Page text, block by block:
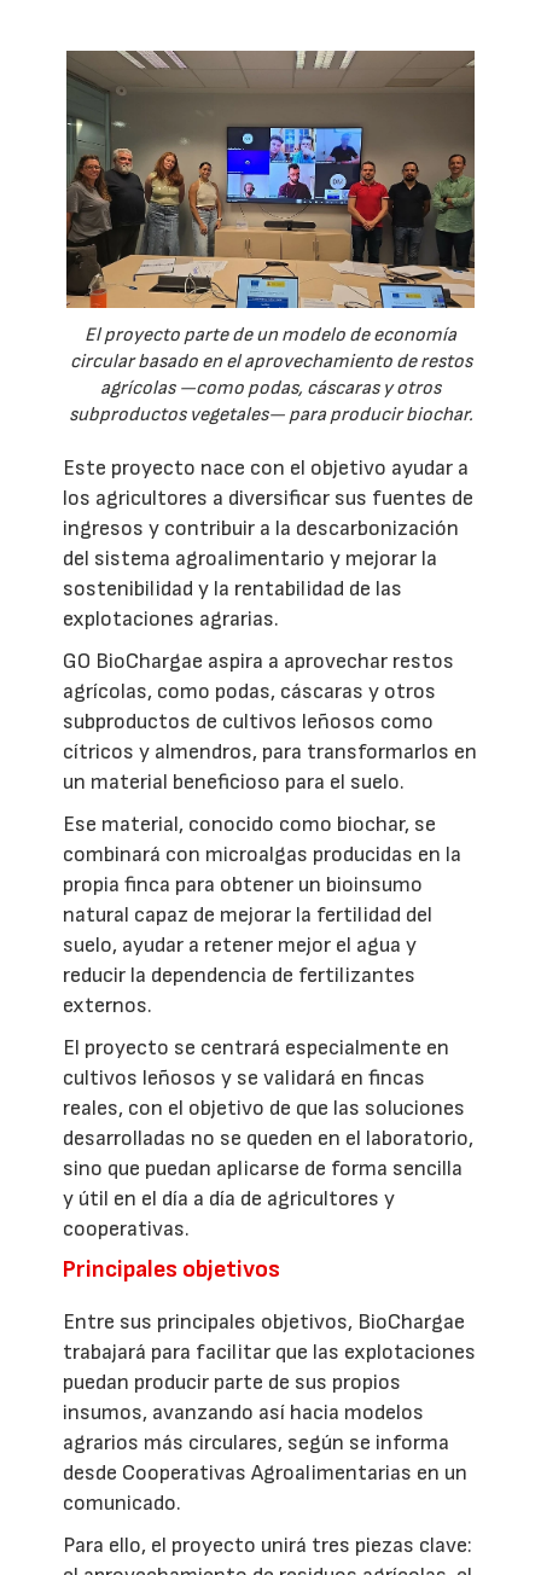
El proyecto parte de un modelo de economía
circular basado en el aprovechamiento de restos
agrícolas —como podas, cáscaras y otros
subproductos vegetales— para producir biochar.
Este proyecto nace con el objetivo ayudar a
los agricultores a diversificar sus fuentes de
ingresos y contribuir a la descarbonización
del sistema agroalimentario y mejorar la
sostenibilidad y la rentabilidad de las
explotaciones agrarias.
GO BioChargae aspira a aprovechar restos
agrícolas, como podas, cáscaras y otros
subproductos de cultivos leñosos como
cítricos y almendros, para transformarlos en
un material beneficioso para el suelo.
Ese material, conocido como biochar, se
combinará con microalgas producidas en la
propia finca para obtener un bioinsumo
natural capaz de mejorar la fertilidad del
suelo, ayudar a retener mejor el agua y
reducir la dependencia de fertilizantes
externos.
El proyecto se centrará especialmente en
cultivos leñosos y se validará en fincas
reales, con el objetivo de que las soluciones
desarrolladas no se queden en el laboratorio,
sino que puedan aplicarse de forma sencilla
y útil en el día a día de agricultores y
cooperativas.
Principales objetivos
Entre sus principales objetivos, BioChargae
trabajará para facilitar que las explotaciones
puedan producir parte de sus propios
insumos, avanzando así hacia modelos
agrarios más circulares, según se informa
desde Cooperativas Agroalimentarias en un
comunicado.
Para ello, el proyecto unirá tres piezas clave: